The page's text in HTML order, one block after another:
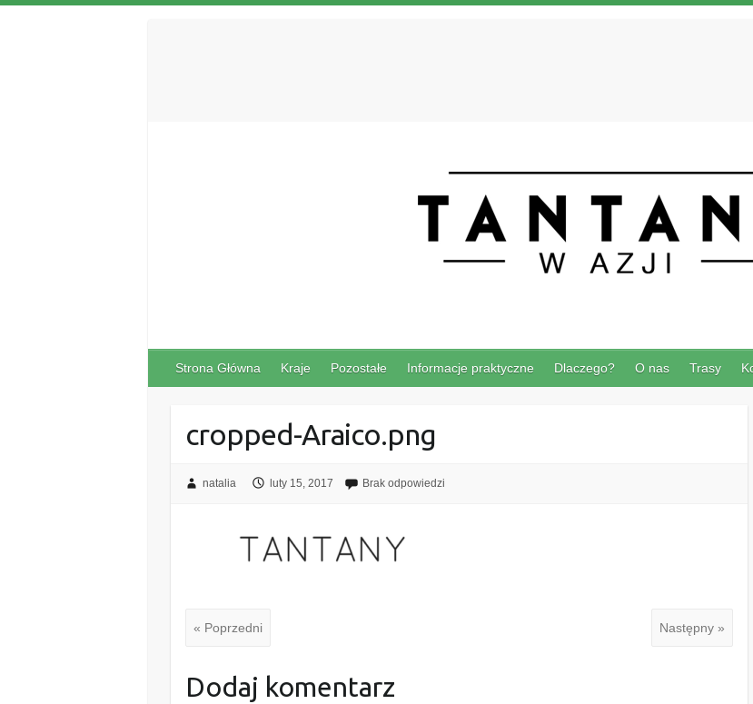
Strona Główna Kraje Pozostałe Informacje praktyczne Dlaczego? O nas Trasy
cropped-Araico.png
natalia luty 15, 2017 Brak odpowiedzi
« Poprzedni Następny »
Dodaj komentarz